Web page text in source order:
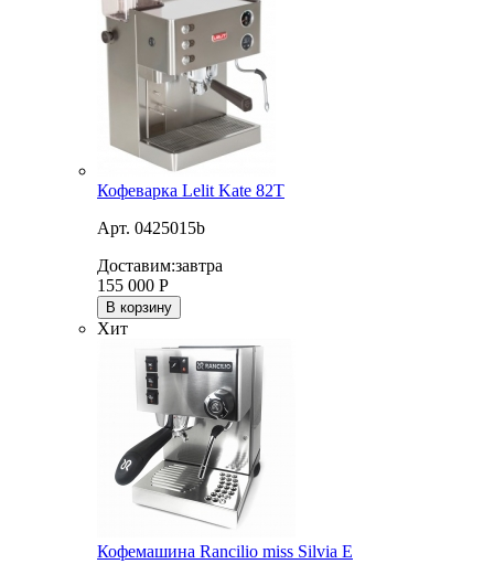
Кофеварка Lelit Kate 82T
Арт. 0425015b
Доставим:завтра
155 000 Р
В корзину
Хит
Кофемашина Rancilio miss Silvia E